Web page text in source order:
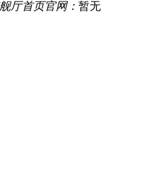
厅首页官网： 暂无